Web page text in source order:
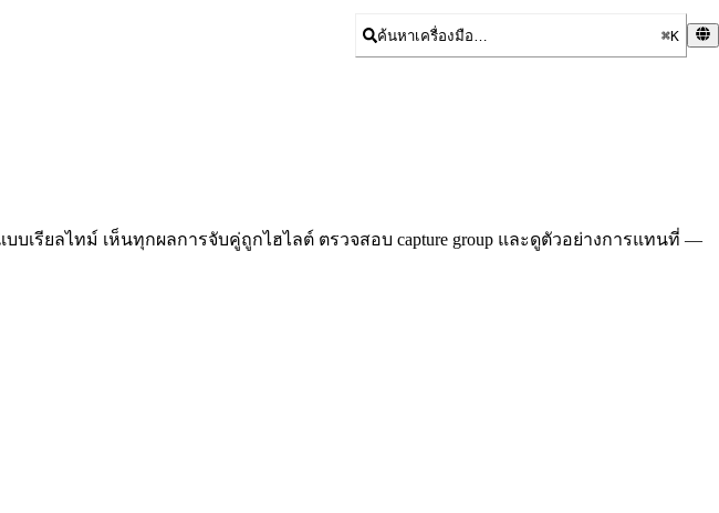
ค้นหาเครื่องมือ… ⌘K
บเรียลไทม์ เห็นทุกผลการจับคู่ถูกไฮไลต์ ตรวจสอบ capture group และดูตัวอย่างการแทนที่ —